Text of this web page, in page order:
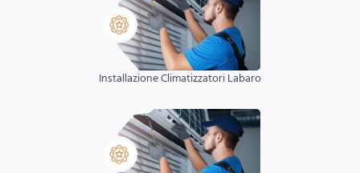
Installazione Climatizzatori Labaro